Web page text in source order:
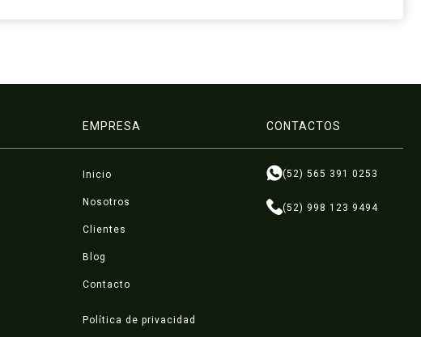
EMPRESA
Inicio
Nosotros
Clientes
Blog
Contacto
Política de privacidad
CONTACTOS
(52) 565 391 0253
(52) 998 123 9494